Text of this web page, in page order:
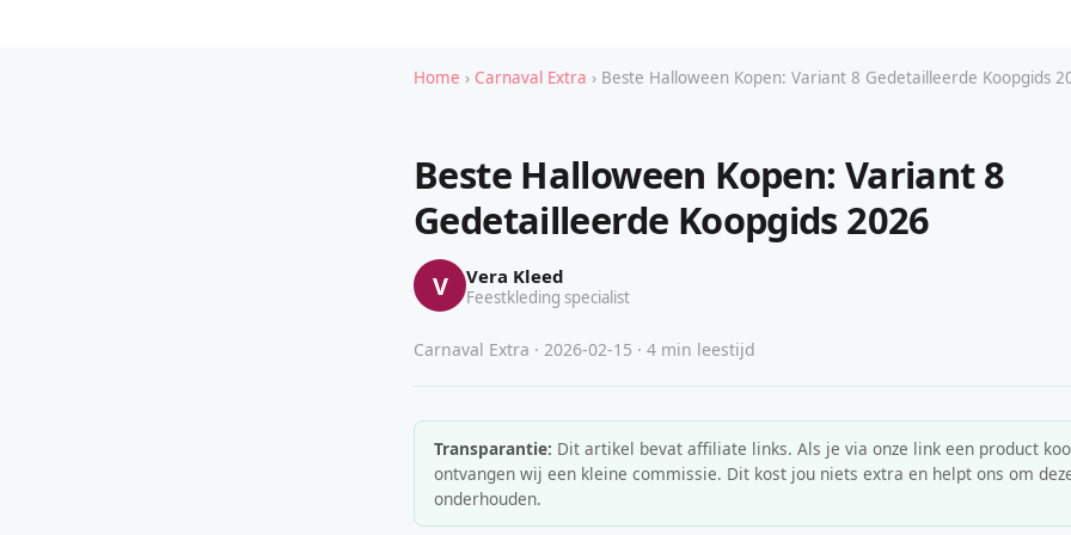
Home › Carnaval Extra › Beste Halloween Kopen: Variant 8 Gedetailleerde Koopgids
Beste Halloween Kopen: Variant 8
Gedetailleerde Koopgids 2026
V Vera Kleed
Feestkleding specialist
Carnaval Extra · 2026-02-15 · 4 min leestijd
Transparantie: Dit artikel bevat affiliate links. Als je via onze link een product
ontvangen wij een kleine commissie. Dit kost jou niets extra en helpt ons om
onderhouden.